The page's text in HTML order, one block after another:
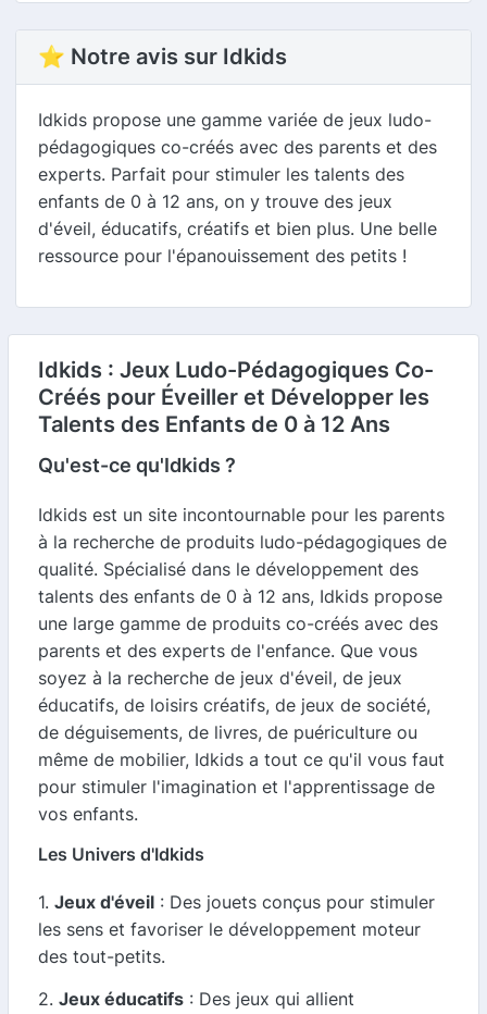
⭐ Notre avis sur Idkids
Idkids propose une gamme variée de jeux ludo-
pédagogiques co-créés avec des parents et des
experts. Parfait pour stimuler les talents des
enfants de 0 à 12 ans, on y trouve des jeux
d'éveil, éducatifs, créatifs et bien plus. Une belle
ressource pour l'épanouissement des petits !
Idkids : Jeux Ludo-Pédagogiques Co-
Créés pour Éveiller et Développer les
Talents des Enfants de 0 à 12 Ans
Qu'est-ce qu'Idkids ?
Idkids est un site incontournable pour les parents
à la recherche de produits ludo-pédagogiques de
qualité. Spécialisé dans le développement des
talents des enfants de 0 à 12 ans, Idkids propose
une large gamme de produits co-créés avec des
parents et des experts de l'enfance. Que vous
soyez à la recherche de jeux d'éveil, de jeux
éducatifs, de loisirs créatifs, de jeux de société,
de déguisements, de livres, de puériculture ou
même de mobilier, Idkids a tout ce qu'il vous faut
pour stimuler l'imagination et l'apprentissage de
vos enfants.
Les Univers d'Idkids
1. Jeux d'éveil : Des jouets conçus pour stimuler
les sens et favoriser le développement moteur
des tout-petits.
2. Jeux éducatifs : Des jeux qui allient